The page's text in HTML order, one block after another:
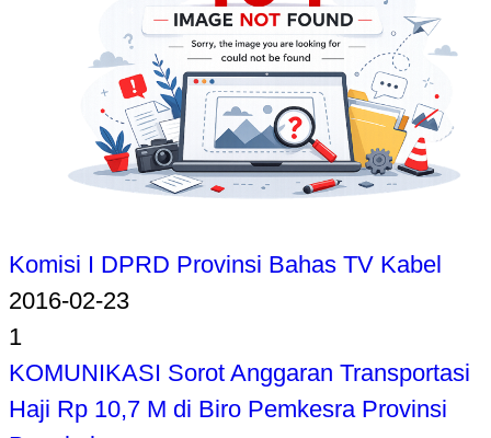
Komisi I DPRD Provinsi Bahas TV Kabel
2016-02-23
1
KOMUNIKASI Sorot Anggaran Transportasi
Haji Rp 10,7 M di Biro Pemkesra Provinsi